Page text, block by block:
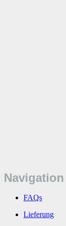
Navigation
FAQs
Lieferung